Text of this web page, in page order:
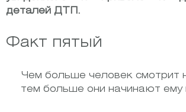
деталей ДТП.
Факт пятый
Чем больше человек смотрит
тем больше они начинают ему